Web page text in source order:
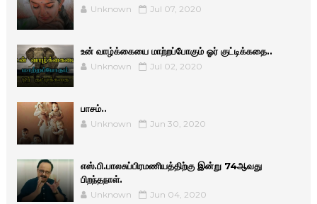
Unknown Jul 07, 2020
உன் வாழ்க்கையை மாற்றப்போகும் ஓர் குட்டிக்கதை..
Unknown Jul 02, 2020
பாசம்..
Unknown Jun 30, 2020
எஸ்.பி.பாலசுப்பிரமணியத்திற்கு இன்று 74ஆவது
பிறந்தநாள்.
Unknown Jun 04, 2020